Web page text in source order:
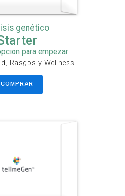
genético
para empezar
Rasgos y Wellness
COMPRAR